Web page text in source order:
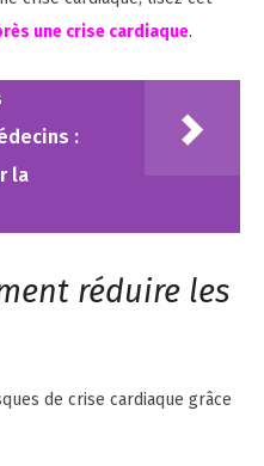
une crise cardiaque.
:
la
réduire les
de crise cardiaque grâce